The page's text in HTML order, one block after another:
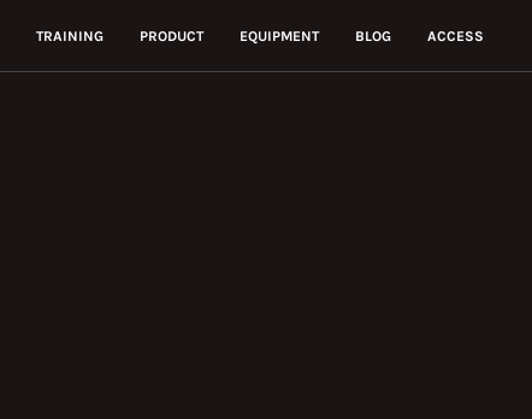
TRAINING PRODUCT EQUIPMENT BLOG ACCESS